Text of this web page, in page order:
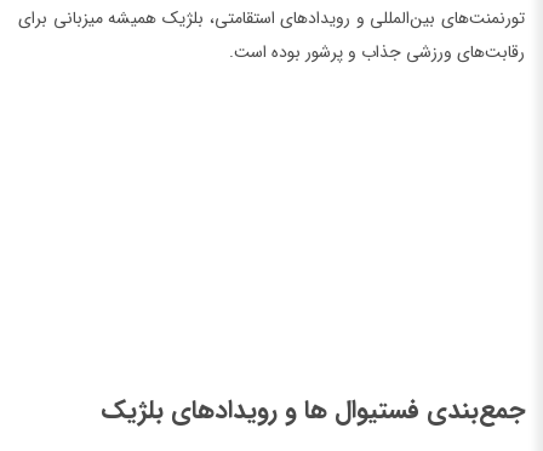
تورنمنت‌های بین‌المللی و رویدادهای استقامتی، بلژیک همیشه میزبانی برای
رقابت‌های ورزشی جذاب و پرشور بوده است.
جمع‌بندی فستیوال ها و رویدادهای بلژیک